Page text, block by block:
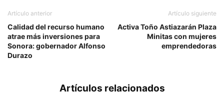
Artículo anterior
Calidad del recurso humano
atrae más inversiones para
Sonora: gobernador Alfonso
Durazo
Artículo siguiente
Activa Toño Astiazarán Plaza
Minitas con mujeres
emprendedoras
Artículos relacionados